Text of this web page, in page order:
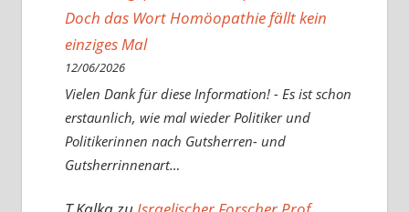
Doch das Wort Homöopathie fällt kein
einziges Mal
12/06/2026
Vielen Dank für diese Information! - Es ist schon
erstaunlich, wie mal wieder Politiker und
Politikerinnen nach Gutsherren- und
Gutsherrinnenart…